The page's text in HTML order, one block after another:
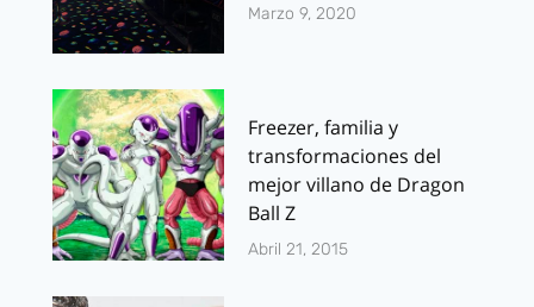
Marzo 9, 2020
Freezer, familia y
transformaciones del
mejor villano de Dragon
Ball Z
Abril 21, 2015